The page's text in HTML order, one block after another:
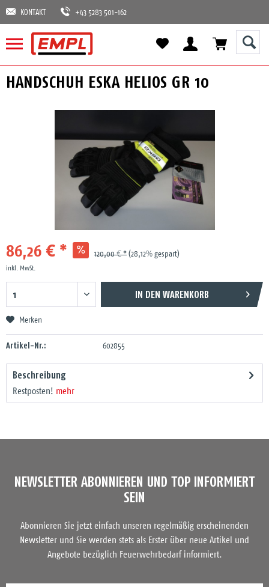
KONTAKT +43 5283 501-162
HANDSCHUH ESKA HELIOS GR 10
86,26 € * 120,00 € * (28,12% gespart)
inkl. MwSt.
IN DEN WARENKORB
Merken
Artikel-Nr.: 602855
Beschreibung
Restposten! mehr
NEWSLETTER ABONNIEREN UND TOP INFORMIERT
SEIN
Abonnieren Sie jetzt einfach unseren regelmäßig erscheinenden
Newsletter und Sie werden stets als Erster über neue Artikel und
Angebote bezüglich Feuerwehrbedarf informiert.